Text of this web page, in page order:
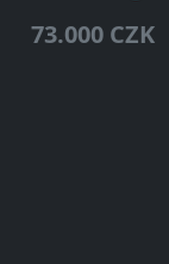
73.000 CZK